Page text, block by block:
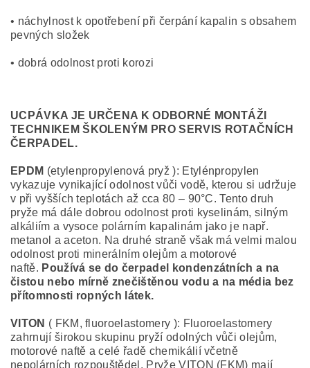
• náchylnost k opotřebení při čerpání kapalin s obsahem
pevných složek
• dobrá odolnost proti korozi
UCPÁVKA JE URČENA K ODBORNÉ MONTÁŽI
TECHNIKEM ŠKOLENÝM PRO SERVIS ROTAČNÍCH
ČERPADEL.
EPDM (etylenpropylenová pryž ): Etylénpropylen
vykazuje vynikající odolnost vůči vodě, kterou si udržuje
v při vyšších teplotách až cca 80 – 90°C. Tento druh
pryže má dále dobrou odolnost proti kyselinám, silným
alkáliím a vysoce polárním kapalinám jako je např.
metanol a aceton. Na druhé straně však má velmi malou
odolnost proti minerálním olejům a motorové
naftě. Používá se do čerpadel kondenzátních a na
čistou nebo mírně znečištěnou vodu a na média bez
přítomnosti ropných látek.
VITON ( FKM, fluoroelastomery ): Fluoroelastomery
zahrnují širokou skupinu pryží odolných vůči olejům,
motorové naftě a celé řadě chemikálií včetně
nepolárních rozpouštědel. Pryže VITON (FKM) mají